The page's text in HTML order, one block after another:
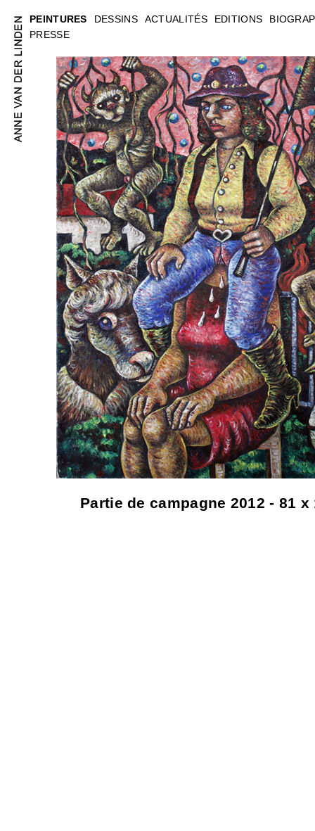
PEINTURES
PRESSE
DESSINS ACTUALITÉS EDITIONS
Partie de campagne 2012 - 81